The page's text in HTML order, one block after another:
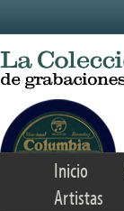
Inicio
Artistas